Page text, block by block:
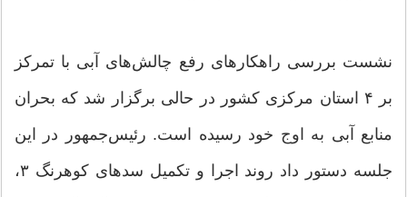
نشست بررسی راهکارهای رفع چالش‌های آبی با تمرکز
بر ۴ استان مرکزی کشور در حالی برگزار شد که بحران
منابع آبی به اوج خود رسیده است. رئیس‌جمهور در این
جلسه دستور داد روند اجرا و تکمیل سدهای کوهرنگ ۳،